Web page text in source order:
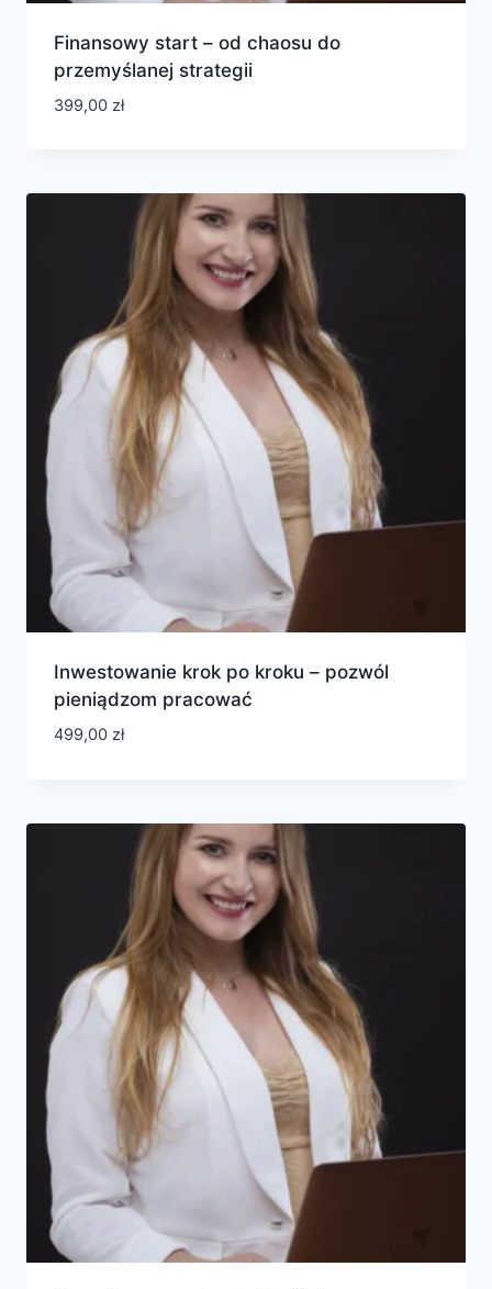
Finansowy start – od chaosu do
przemyślanej strategii
399,00 zł
Inwestowanie krok po kroku – pozwól
pieniądzom pracować
499,00 zł